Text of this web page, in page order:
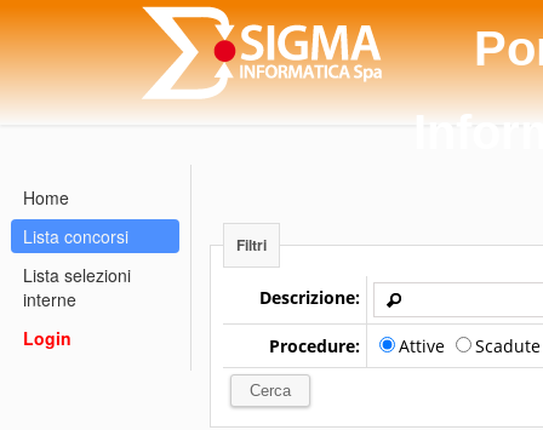
Home
Lista concorsi
Lista selezioni
interne
Login
Filtri
Descrizione:
Procedure: Attive